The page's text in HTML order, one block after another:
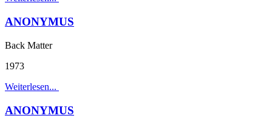
ANONYMUS
Back Matter
1973
Weiterlesen...
ANONYMUS